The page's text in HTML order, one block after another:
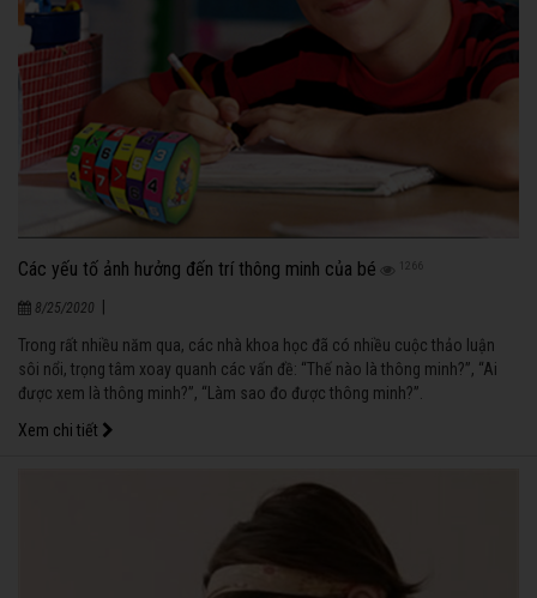
Các yếu tố ảnh hưởng đến trí thông minh của bé 1266
8/25/2020
Trong rất nhiều năm qua, các nhà khoa học đã có nhiều cuộc thảo luận
sôi nổi, trọng tâm xoay quanh các vấn đề: “Thế nào là thông minh?”, “Ai
được xem là thông minh?”, “Làm sao đo được thông minh?”.
Xem chi tiết